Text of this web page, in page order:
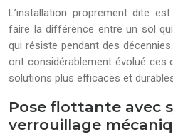
L’installation proprement dite
faire la différence entre un sol
qui résiste pendant des
ont considérablement évolué ces
solutions plus efficaces et
Pose flottante avec
verrouillage